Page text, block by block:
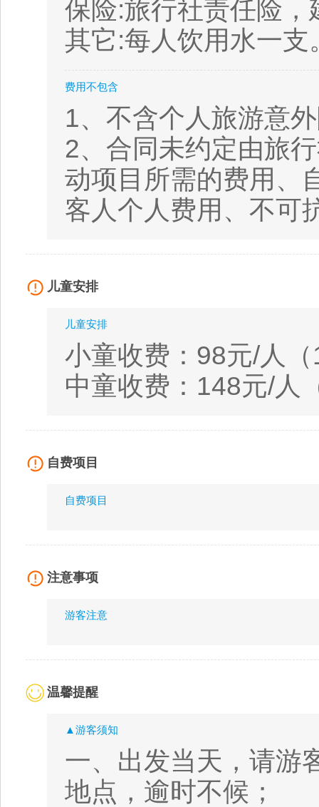
保险:旅行社责任险
其它:每人饮用水一支
费用不包含
1、不含个人旅游意
2、合同未约定由旅
动项目所需的费用、
客人个人费用、不
儿童安排
儿童安排
小童收费：98元/人
中童收费：148元/人
自费项目
自费项目
注意事项
游客注意
温馨提醒
▲游客须知
一、出发当天，请游
地点，逾时不候；